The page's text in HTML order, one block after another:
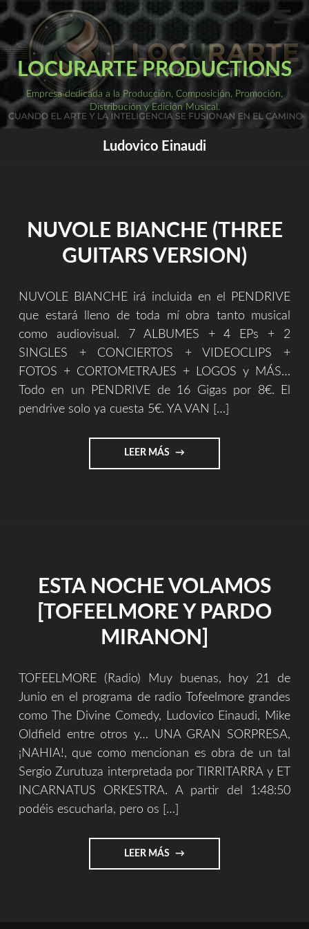
Saltar
al
contenido
LOCURARTE PRODUCTIONS
Empresa dedicada a la Producción, Composición, Promoción,
Distribución y Edición Musical.
Ludovico Einaudi
NUVOLE BIANCHE (THREE
GUITARS VERSION)
NUVOLE BIANCHE irá incluida en el PENDRIVE
que estará lleno de toda mí obra tanto musical
como audiovisual. 7 ALBUMES + 4 EPs + 2
SINGLES + CONCIERTOS + VIDEOCLIPS +
FOTOS + CORTOMETRAJES + LOGOS y MÁS…
Todo en un PENDRIVE de 16 Gigas por 8€. El
pendrive solo ya cuesta 5€. YA VAN […]
LEER MÁS "NUVOLE
BIANCHE
ESTA NOCHE VOLAMOS
[TOFEELMORE Y PARDO
MIRANON]
TOFEELMORE (Radio) Muy buenas, hoy 21 de
Junio en el programa de radio Tofeelmore grandes
como The Divine Comedy, Ludovico Einaudi, Mike
Oldfield entre otros y… UNA GRAN SORPRESA,
¡NAHIA!, que como mencionan es obra de un tal
Sergio Zurutuza interpretada por TIRRITARRA y ET
INCARNATUS ORKESTRA. A partir del 1:48:50
podéis escucharla, pero os […]
LEER MÁS "ESTA
NOCHE